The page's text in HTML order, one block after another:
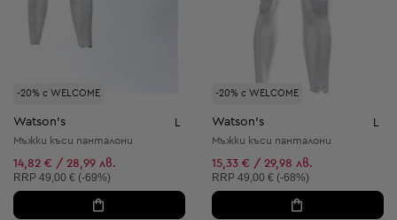
-20% с WELCOME
Watson's
Мъжки къси панталони
14,82 € / 28,99 лв.
Препоръчителна цена:
RRP 49,00 € (-69%)
-20% с WELCOME
Watson's
Мъжки къси панталони
15,33 € / 29,98 лв.
Препоръчителна цена:
RRP 49,00 € (-68%)